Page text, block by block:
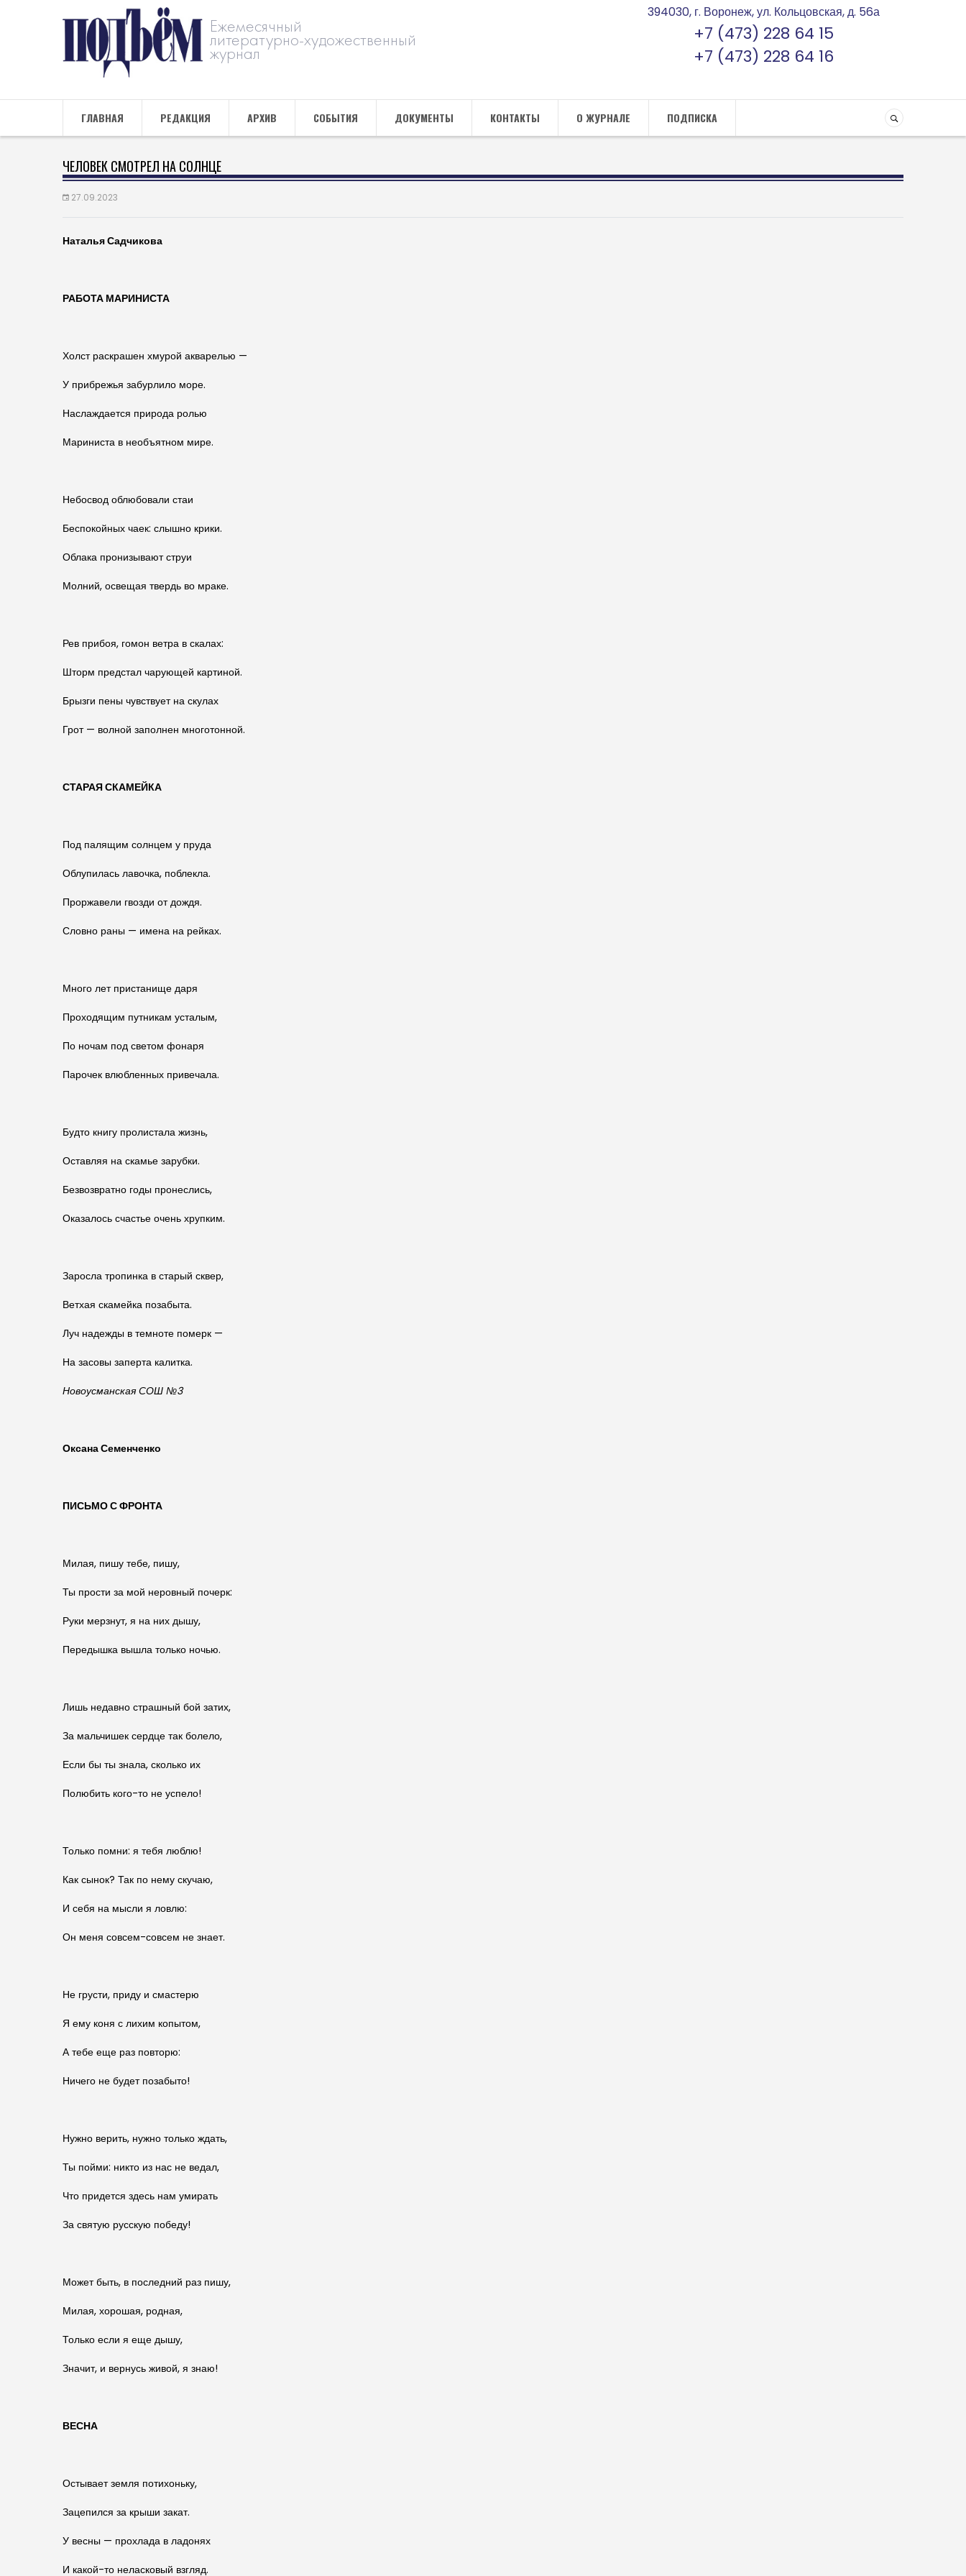
Ежемесячный
литературно-художественный
журнал
394030, г. Воронеж, ул. Кольцовская, д. 56а
+7 (473) 228 64 15
+7 (473) 228 64 16
ГЛАВНАЯ РЕДАКЦИЯ АРХИВ СОБЫТИЯ ДОКУМЕНТЫ КОНТАКТЫ О ЖУРНАЛЕ ПОДПИСКА
ЧЕЛОВЕК СМОТРЕЛ НА СОЛНЦЕ
27.09.2023
Наталья Садчикова
РАБОТА МАРИНИСТА
Холст раскрашен хмурой акварелью —
У прибрежья забурлило море.
Наслаждается природа ролью
Мариниста в необъятном мире.
Небосвод облюбовали стаи
Беспокойных чаек: слышно крики.
Облака пронизывают струи
Молний, освещая твердь во мраке.
Рев прибоя, гомон ветра в скалах:
Шторм предстал чарующей картиной.
Брызги пены чувствует на скулах
Грот — волной заполнен многотонной.
СТАРАЯ СКАМЕЙКА
Под палящим солнцем у пруда
Облупилась лавочка, поблекла.
Проржавели гвозди от дождя.
Словно раны — имена на рейках.
Много лет пристанище даря
Проходящим путникам усталым,
По ночам под светом фонаря
Парочек влюбленных привечала.
Будто книгу пролистала жизнь,
Оставляя на скамье зарубки.
Безвозвратно годы пронеслись,
Оказалось счастье очень хрупким.
Заросла тропинка в старый сквер,
Ветхая скамейка позабыта.
Луч надежды в темноте померк —
На засовы заперта калитка.
Новоусманская СОШ №3
Оксана Семенченко
ПИСЬМО С ФРОНТА
Милая, пишу тебе, пишу,
Ты прости за мой неровный почерк:
Руки мерзнут, я на них дышу,
Передышка вышла только ночью.
Лишь недавно страшный бой затих,
За мальчишек сердце так болело,
Если бы ты знала, сколько их
Полюбить кого-то не успело!
Только помни: я тебя люблю!
Как сынок? Так по нему скучаю,
И себя на мысли я ловлю:
Он меня совсем-совсем не знает.
Не грусти, приду и смастерю
Я ему коня с лихим копытом,
А тебе еще раз повторю:
Ничего не будет позабыто!
Нужно верить, нужно только ждать,
Ты пойми: никто из нас не ведал,
Что придется здесь нам умирать
За святую русскую победу!
Может быть, в последний раз пишу,
Милая, хорошая, родная,
Только если я еще дышу,
Значит, и вернусь живой, я знаю!
ВЕСНА
Остывает земля потихоньку,
Зацепился за крыши закат.
У весны — прохлада в ладонях
И какой-то неласковый взгляд.